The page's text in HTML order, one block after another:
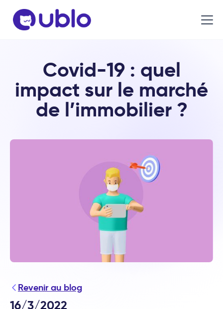
Covid-19 : quel
impact sur le marché
de l’immobilier ?
Revenir au blog
16/3/2022